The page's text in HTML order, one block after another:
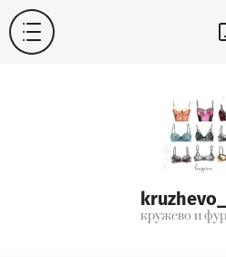
кружево и